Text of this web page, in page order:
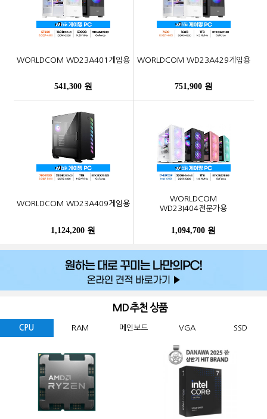
WORLDCOM WD23A401게임용
541,300 원
WORLDCOM WD23A429게임용
751,900 원
WORLDCOM WD23A409게임용
1,124,200 원
WORLDCOM
WD23I404전문가용
1,094,700 원
MD 추천 상품
CPU RAM 메인보드 VGA SSD